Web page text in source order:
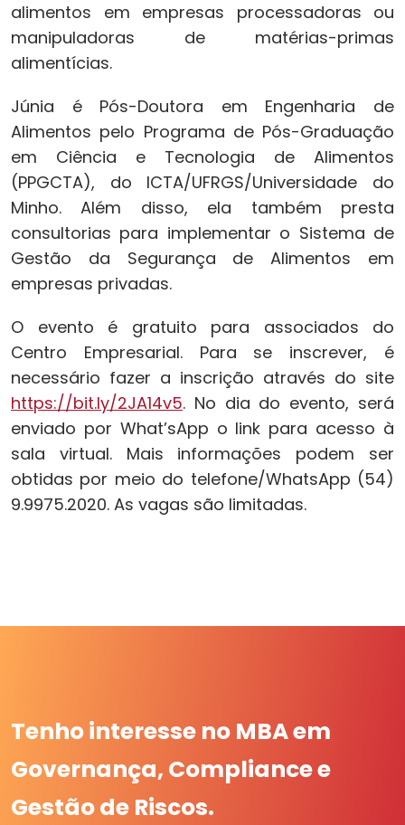
alimentos em empresas processadoras ou
manipuladoras de matérias-primas
alimentícias.
Júnia é Pós-Doutora em Engenharia de
Alimentos pelo Programa de Pós-Graduação
em Ciência e Tecnologia de Alimentos
(PPGCTA), do ICTA/UFRGS/Universidade do
Minho. Além disso, ela também presta
consultorias para implementar o Sistema de
Gestão da Segurança de Alimentos em
empresas privadas.
O evento é gratuito para associados do
Centro Empresarial. Para se inscrever, é
necessário fazer a inscrição através do site
https://bit.ly/2JA14v5. No dia do evento, será
enviado por What’sApp o link para acesso à
sala virtual. Mais informações podem ser
obtidas por meio do telefone/WhatsApp (54)
9.9975.2020. As vagas são limitadas.
Tenho interesse no MBA em
Governança, Compliance e
Gestão de Riscos.